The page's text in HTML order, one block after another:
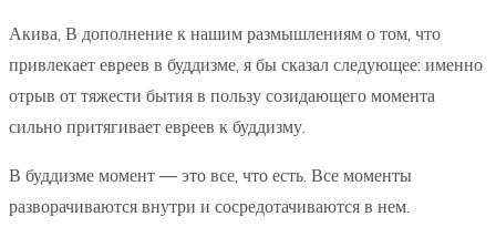
Акива, В дополнение к нашим размышлениям о том, что
привлекает евреев в буддизме, я бы сказал следующее: именно
отрыв от тяжести бытия в пользу созидающего момента
сильно притягивает евреев к буддизму.
В буддизме момент — это все, что есть. Все моменты
разворачиваются внутри и сосредотачиваются в нем.